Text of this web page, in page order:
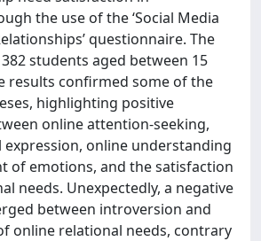
the use of the ‘Social Media
questionnaire. The
students aged between 15
results confirmed some of the
highlighting positive
online attention-seeking,
online understanding
of emotions, and the satisfaction
needs. Unexpectedly, a negative
between introversion and
online relational needs, contrary